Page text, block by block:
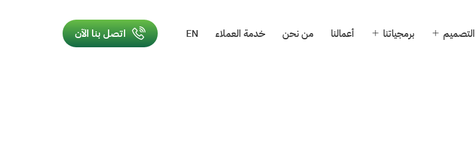
التصميم برمجياتنا أعمالنا من نحن خدمة العملاء EN اتصل بنا الآن